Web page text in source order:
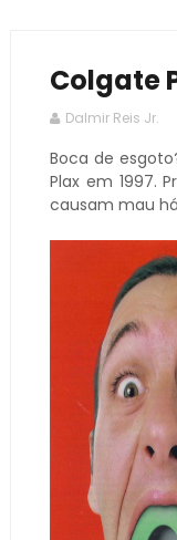
Colgate
Dalmir Reis Jr.
Boca de
Plax em 1997.
causam mau